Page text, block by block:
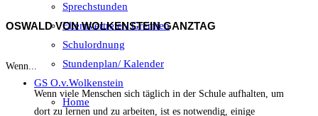
Sprechstunden
Elternvertreter/ Gremien
Schulordnung
Stundenplan/ Kalender
GS O.v.Wolkenstein
Home
OSWALD VON WOLKENSTEIN GANZTAG
Wenn...
Wenn viele Menschen sich täglich in der Schule aufhalten, um
dort zu lernen und zu arbeiten, ist es notwendig, einige